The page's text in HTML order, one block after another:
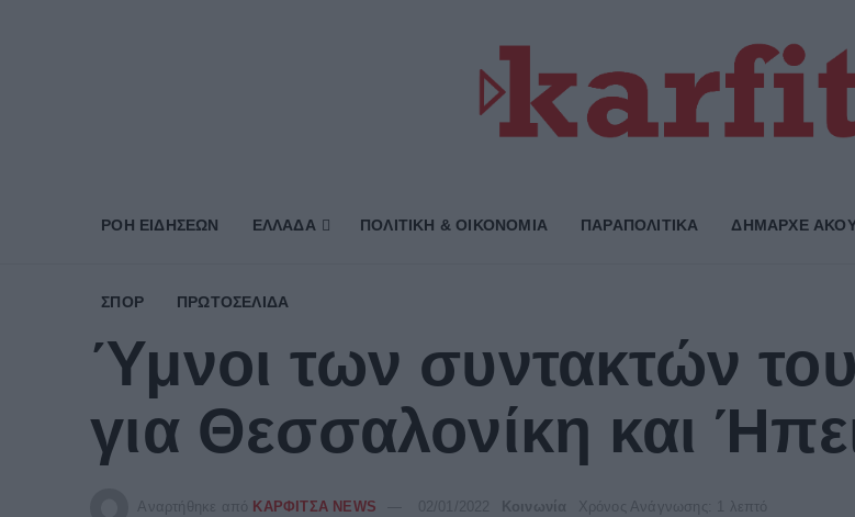
ΡΟΗ ΕΙΔΗΣΕΩΝ ΕΛΛΑΔΑ ΠΟΛΙΤΙΚΗ & ΟΙΚΟΝΟΜΙΑ ΠΑΡΑΠΟΛΙΤΙΚΑ ΔΗΜΑΡΧE
ΣΠΟΡ ΠΡΩΤΟΣΈΛΙΔΑ
Ύμνοι των συντακτών
για Θεσσαλονίκη και
Αναρτήθηκε από ΚΑΡΦΙΤΣΑ NEWS 02/01/2022 Κοινωνία Χρόνος Ανάγνωσης: 1 λεπτό